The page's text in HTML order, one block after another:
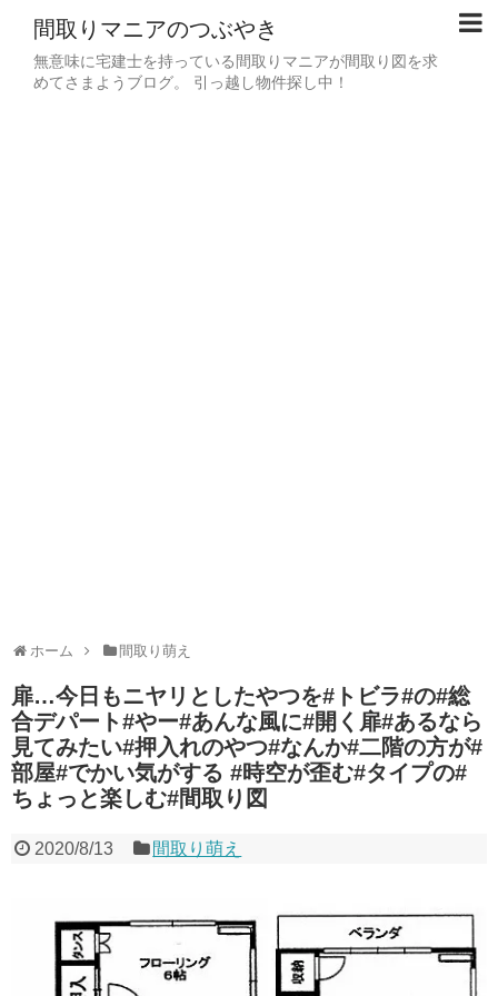
間取りマニアのつぶやき
無意味に宅建士を持っている間取りマニアが間取り図を求
めてさまようブログ。 引っ越し物件探し中！
ホーム 間取り萌え
扉…今日もニヤリとしたやつを#トビラ#の#総
合デパート#やー#あんな風に#開く扉#あるなら
見てみたい#押入れのやつ#なんか#二階の方が#
部屋#でかい気がする #時空が歪む#タイプの#
ちょっと楽しむ#間取り図
2020/8/13 間取り萌え